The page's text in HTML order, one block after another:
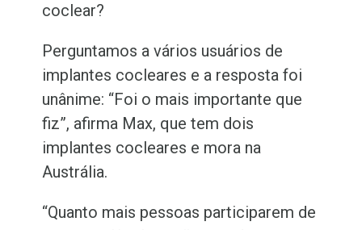
coclear?
Perguntamos a vários usuários de
implantes cocleares e a resposta foi
unânime: “Foi o mais importante que
fiz”, afirma Max, que tem dois
implantes cocleares e mora na
Austrália.
“Quanto mais pessoas participarem de